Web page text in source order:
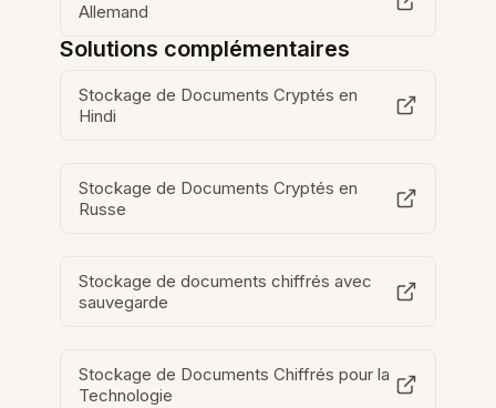
Allemand
Solutions complémentaires
Stockage de Documents Cryptés en
Hindi
Stockage de Documents Cryptés en
Russe
Stockage de documents chiffrés avec
sauvegarde
Stockage de Documents Chiffrés pour la
Technologie